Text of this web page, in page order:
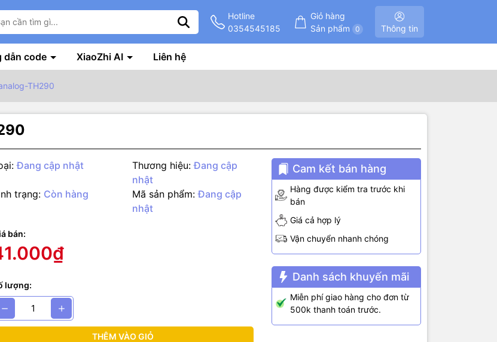
Hotline
0354545185
Giỏ hàng
Sản phẩm
0 Thông tin
dẫn code XiaoZhi AI Liên hệ
TH290
Đang cập nhật Thương hiệu: Đang cập
nhật
trạng: Còn hàng Mã sản phẩm: Đang cập
nhật
bán:
lượng:
THÊM VÀO GIỎ
Cam kết bán hàng
Hàng được kiểm tra trước khi
bán
Giá cả hợp lý
Vận chuyển nhanh chóng
Danh sách khuyến mãi
Miễn phí giao hàng cho đơn từ
500k thanh toán trước.
analog là module biến trở dạng thanh trượt. Ngõ ra tín hiệu analog.
khiển cho các thiết bị điều khiển như tốc độ động cơ, cường độ
3.3V , 5V
– Vcc
đối xứng.